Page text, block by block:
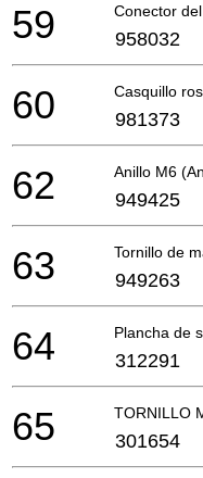
Conector
59 958032
Casquillo
60 981373
Anillo M6
62 949425
Tornillo de
63 949263
Plancha de
64 312291
TORNILLO
65 301654